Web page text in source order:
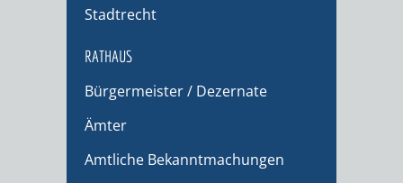
Stadtrecht
RATHAUS
Bürgermeister / Dezernate
Ämter
Amtliche Bekanntmachungen